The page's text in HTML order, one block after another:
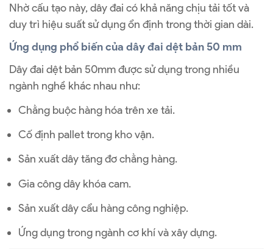
Nhờ cấu tạo này, dây đai có khả năng chịu tải tốt và
duy trì hiệu suất sử dụng ổn định trong thời gian dài.
Ứng dụng phổ biến của dây đai dệt bản 50 mm
Dây đai dệt bản 50mm được sử dụng trong nhiều
ngành nghề khác nhau như:
Chằng buộc hàng hóa trên xe tải.
Cố định pallet trong kho vận.
Sản xuất dây tăng đơ chằng hàng.
Gia công dây khóa cam.
Sản xuất dây cẩu hàng công nghiệp.
Ứng dụng trong ngành cơ khí và xây dựng.